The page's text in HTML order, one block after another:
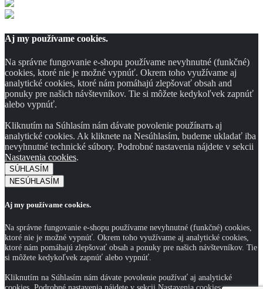
Aj my používame cookies.
Na správne fungovanie e-shopu používame nevyhnutné (funkčné)
cookies, ktoré nie je možné vypnúť. Okrem toho využívame aj
analytické cookies, ktoré nám pomáhajú zlepšovať obsah and
ponuky pre našich návštevníkov. Tie si môžete kedykoľvek zapnúť
alebo vypnúť.
Kliknutím na Súhlasím nám dávate povolenie použíвать aj
analytické cookies. Ak kliknete na Nesúhlasím, budeme ukladať iba
nevyhnutné technické súbory. Podrobné nastavenia nájdete v sekcii
Nastavenia cookies.
SÚHLASÍM
NESÚHLASÍM
Aj my používame cookies.
Na správne fungovanie e-shopu používame nevyhnutné (funkčné) cookies,
ktoré nie je možné vypnúť. Okrem toho využívame aj analytické cookies,
ktoré nám pomáhajú zlepšovať obsah a ponuky pre našich návštevníkov. Tie
si môžete kedykoľvek zapnúť alebo vypnúť.
Kliknutím na Súhlasím nám dávate povolenie používať aj analytické